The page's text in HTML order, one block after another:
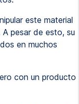
este material
A pesar de esto, su
en muchos
con un producto